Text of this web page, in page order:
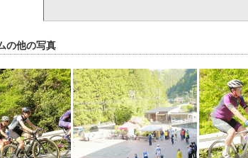
の他の写真